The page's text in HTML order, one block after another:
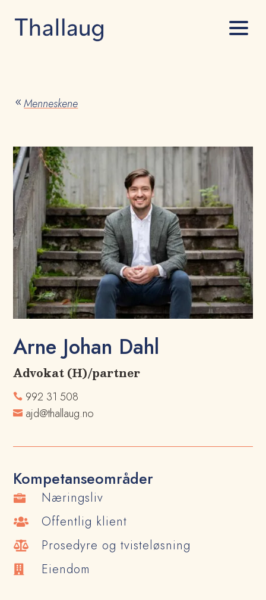
8 Menneskene
Arne Johan Dahl
Advokat (H)/partner
 992 31 508
 ajd@thallaug.no
Kompetanseområder
 Næringsliv
 Offentlig klient
 Prosedyre og tvisteløsning
 Eiendom